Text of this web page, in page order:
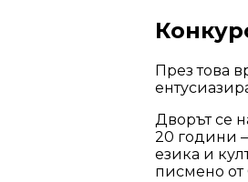
През това
Дворът се
20 години
езика и
писмено от